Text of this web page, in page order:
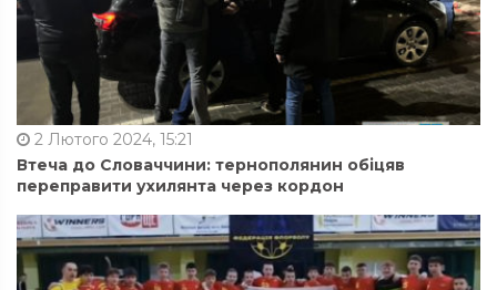
2 Лютого 2024, 15:21
Втеча до Словаччини: тернополянин обіцяв
переправити ухилянта через кордон